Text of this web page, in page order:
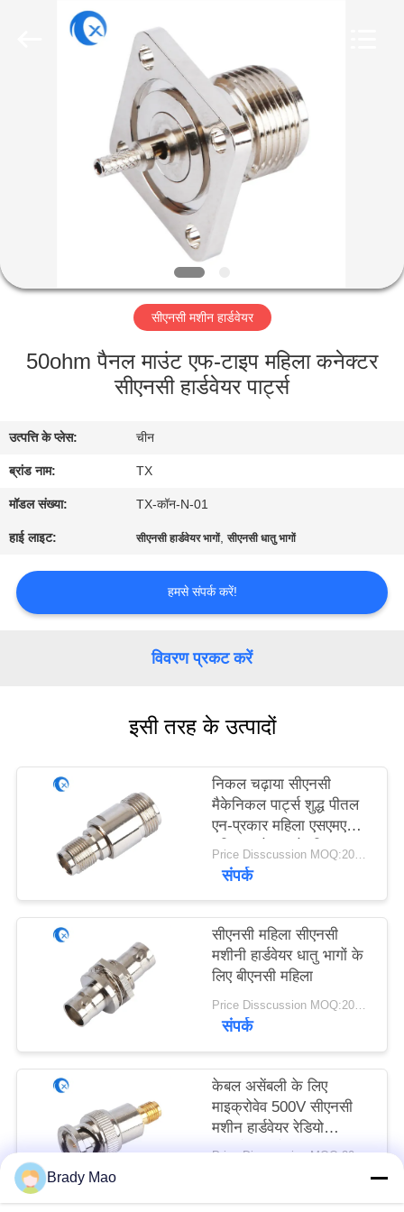
में
भ्रमण
नियंत्रण
संपर्क
करें
समाचार
साइटमैप
PRIVACY
POLICY
सीएनसी मशीन हार्डवेयर
50ohm पैनल माउंट एफ-टाइप महिला कनेक्टर
सीएनसी हार्डवेयर पार्ट्स
उत्पत्ति के प्लेस: चीन
ब्रांड नाम: TX
मॉडल संख्या: TX-कॉन-N-01
हाई लाइट: सीएनसी हार्डवेयर भागों,सीएनसी धातु भागों
हमसे संपर्क करें!
विवरण प्रकट करें
इसी तरह के उत्पादों
निकल चढ़ाया सीएनसी
मैकेनिकल पार्ट्स शुद्ध पीतल
एन-प्रकार महिला एसएमए
महिला कनेक्टर के लिए
Price Disscussion MOQ:200pcs
संपर्क
सीएनसी महिला सीएनसी
मशीनी हार्डवेयर धातु भागों के
लिए बीएनसी महिला
Price Disscussion MOQ:200pcs
संपर्क
केबल असेंबली के लिए
माइक्रोवेव 500V सीएनसी
मशीन हार्डवेयर रेडियो
फ्रीक्वेंसी कनेक्टर
Price Disscussion MOQ:200pcs
Brady Mao